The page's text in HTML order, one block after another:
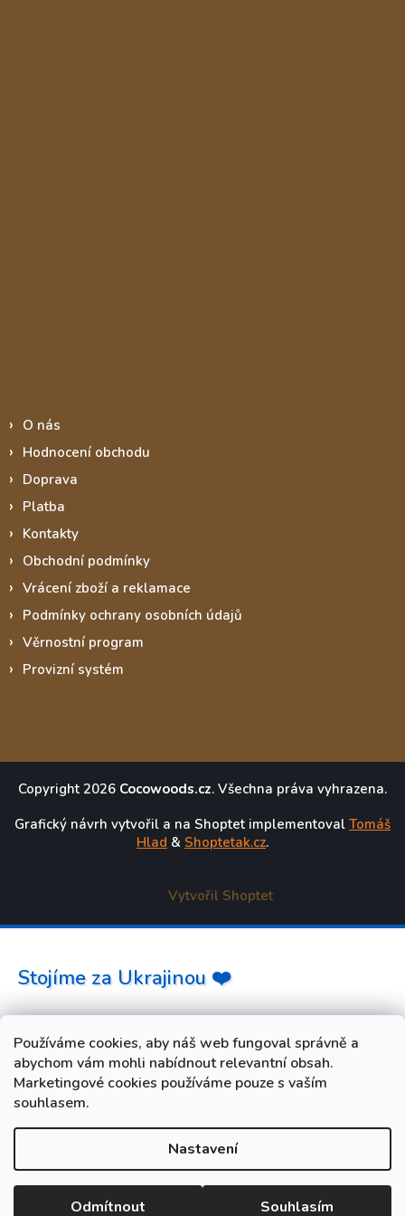
Používáme cookies, aby náš web fungoval správně a
abychom vám mohli nabídnout relevantní obsah.
Marketingové cookies používáme pouze s vaším
souhlasem.
Nastavení
Odmítnout Souhlasím
od 3. do 10. srpna máme FIREMNÍ DOVOLENOU. Vaše
objednávky i dotazy budeme opět vyřizovat od úterý 11. srpna.
Při nákupu během dovolené zadejte slevový kód LETO5 a
O nás
Hodnocení obchodu
Doprava
Platba
Kontakty
Obchodní podmínky
Vrácení zboží a reklamace
Podmínky ochrany osobních údajů
Věrnostní program
Provizní systém
Copyright 2026 Cocowoods.cz. Všechna práva vyhrazena.
Grafický návrh vytvořil a na Shoptet implementoval Tomáš
Hlad & Shoptetak.cz.
Vytvořil Shoptet
Stojíme za Ukrajinou ❤️
Jak a čím pomoci »